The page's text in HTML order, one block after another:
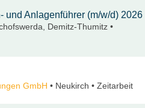
und Anlagenführer (m/w/d) 2026
Demitz-Thumitz •
GmbH • Neukirch • Zeitarbeit